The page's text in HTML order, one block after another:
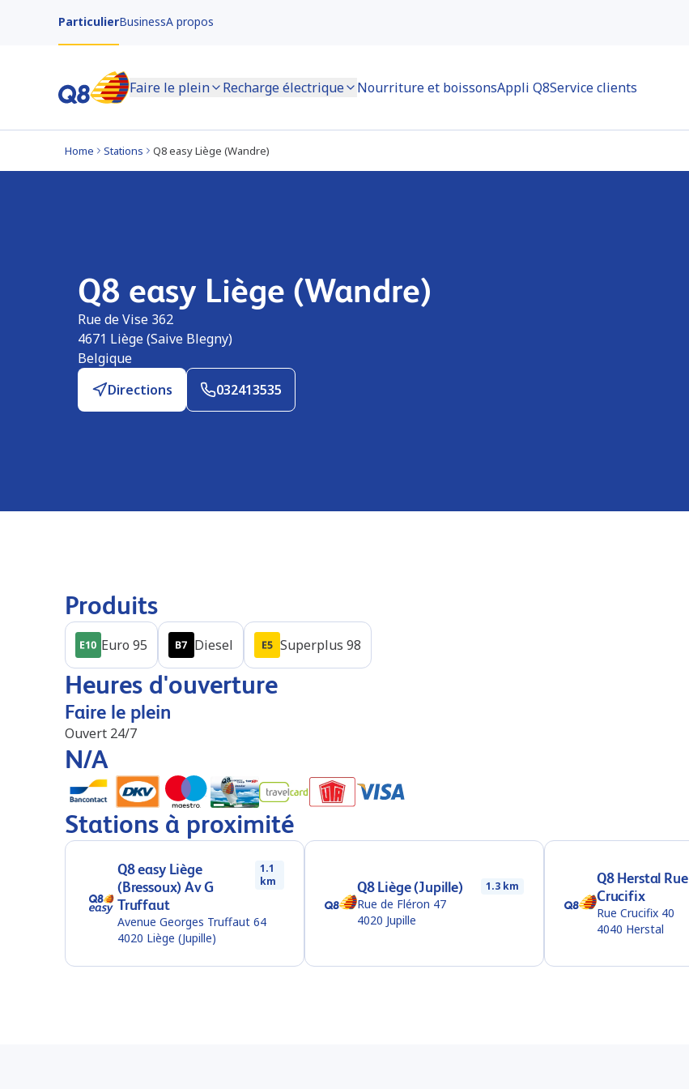
ParticulierBusinessA propos
Faire le plein Recharge électrique Nourriture et boissonsAppli Q8Service clients
Home Stations Q8 easy Liège (Wandre)
Q8 easy Liège (Wandre)
Rue de Vise 362
4671 Liège (Saive Blegny)
Belgique
Directions
032413535
Produits
Euro 95 Diesel Superplus 98
Heures d'ouverture
Faire le plein
Ouvert 24/7
N/A
Stations à proximité
Q8 easy Liège
(Bressoux) Av G
Truffaut
1.1
km
Avenue Georges Truffaut 64
4020 Liège (Jupille)
Q8 Liège (Jupille) 1.3 km
Rue de Fléron 47
4020 Jupille
Q8 Herstal Rue
Crucifix
Rue Crucifix 40
4040 Herstal